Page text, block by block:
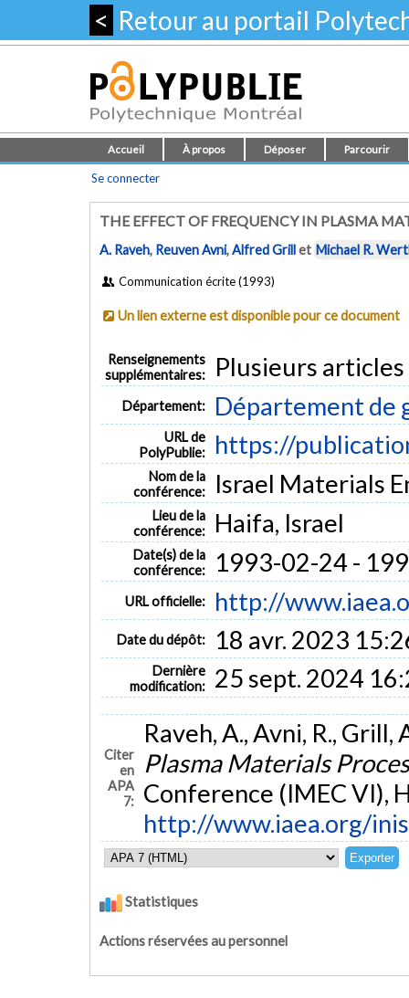
< Retour au portail
Accueil À propos Déposer Parcourir
Se connecter
THE EFFECT OF FREQUENCY IN PLASMA
A. Raveh, Reuven Avni,Alfred Grillet Michael R.
Communication écrite (1993)
Un lien externe est disponible pour ce document
Renseignements
supplémentaires:
Plusieurs articles
Département: Département de
URL de
PolyPublie:
https://
Nom de la
conférence:
Israel Materials
Lieu de la
conférence:
Haifa, Israel
Date(s) de la
conférence:
1993-02-24 -
URL officielle: http://
Date du dépôt: 18 avr. 2023
Dernière
modification:
25 sept. 2024
Citer
en
APA
7:
Raveh, A., Avni, R.,
Plasma Materials
Conference (IMEC VI),
http://www.iaea.org/
Statistiques
Actions réservées au personnel